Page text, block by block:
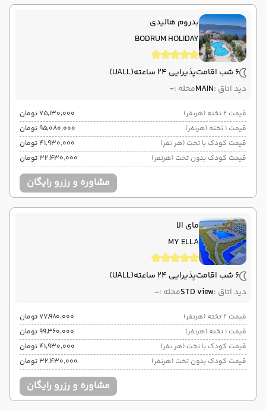
بدروم هالیدی
BODRUM HOLIDAY
6 شب اقامت پذیرایی 24 ساعته
(UALL)
دید اتاق :MAINمحله :-
قیمت 2 تخته (هرنفر)
۷۵٬۱۳۰٬۰۰۰ تومان
قیمت 1 تخته (هرنفر)
۹۵٬۰۸۰٬۰۰۰ تومان
قیمت کودک با تخت (هر نفر)
۴۱٬۹۳۰٬۰۰۰ تومان
قیمت کودک بدون تخت (هرنفر)
۳۲٬۴۳۰٬۰۰۰ تومان
مشاوره و رزرو رایگان
مای الا
MY ELLA
6 شب اقامت پذیرایی 24 ساعته
(UALL)
دید اتاق :STD viewمحله :-
قیمت 2 تخته (هرنفر)
۷۷٬۹۸۰٬۰۰۰ تومان
قیمت 1 تخته (هرنفر)
۹۹٬۳۶۰٬۰۰۰ تومان
قیمت کودک با تخت (هر نفر)
۴۱٬۹۳۰٬۰۰۰ تومان
قیمت کودک بدون تخت (هرنفر)
۳۲٬۴۳۰٬۰۰۰ تومان
مشاوره و رزرو رایگان